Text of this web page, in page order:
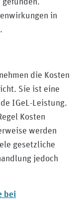
in
die Kosten
Sie ist eine
IGeL-Leistung.
Kosten
werden
gesetzliche
jedoch
bei